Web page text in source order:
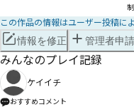
この作品の情報はユーザー投稿に
情報を修正 管理者申請
みんなのプレイ記録
ケイイチ
おすすめコメント